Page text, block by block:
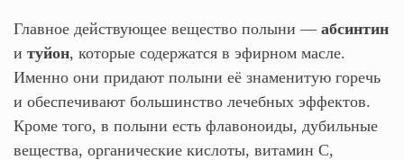
Главное действующее вещество полыни — абсинтин
и туйон, которые содержатся в эфирном масле.
Именно они придают полыни её знаменитую горечь
и обеспечивают большинство лечебных эффектов.
Кроме того, в полыни есть флавоноиды, дубильные
вещества, органические кислоты, витамин С,